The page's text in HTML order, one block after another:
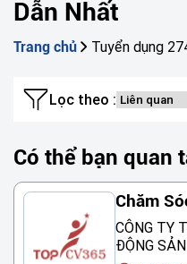
Dẫn Nhất
Trang chủ Tuyển dụng
Lọc theo :
Chăm
CÔNG TY
ĐỘNG
Có thể bạn quan